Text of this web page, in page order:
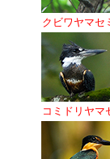
クビワヤマセ
コミドリヤマ